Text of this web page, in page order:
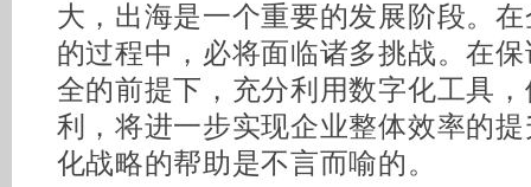
大，出海是一个重要的发展阶段。
的过程中，必将面临诸多挑战。在
全的前提下，充分利用数字化工具
利，将进一步实现企业整体效率的
化战略的帮助是不言而喻的。